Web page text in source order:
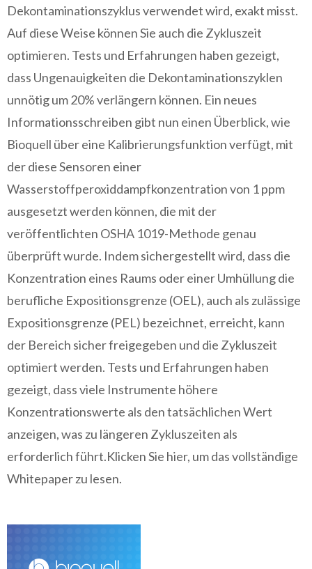
Dekontaminationszyklus verwendet wird, exakt misst.
Auf diese Weise können Sie auch die Zykluszeit
optimieren. Tests und Erfahrungen haben gezeigt,
dass Ungenauigkeiten die Dekontaminationszyklen
unnötig um 20% verlängern können. Ein neues
Informationsschreiben gibt nun einen Überblick, wie
Bioquell über eine Kalibrierungsfunktion verfügt, mit
der diese Sensoren einer
Wasserstoffperoxiddampfkonzentration von 1 ppm
ausgesetzt werden können, die mit der
veröffentlichten OSHA 1019-Methode genau
überprüft wurde. Indem sichergestellt wird, dass die
Konzentration eines Raums oder einer Umhüllung die
berufliche Expositionsgrenze (OEL), auch als zulässige
Expositionsgrenze (PEL) bezeichnet, erreicht, kann
der Bereich sicher freigegeben und die Zykluszeit
optimiert werden. Tests und Erfahrungen haben
gezeigt, dass viele Instrumente höhere
Konzentrationswerte als den tatsächlichen Wert
anzeigen, was zu längeren Zykluszeiten als
erforderlich führt.Klicken Sie hier, um das vollständige
Whitepaper zu lesen.